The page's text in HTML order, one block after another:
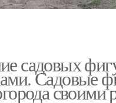
садовых
Садовые
своими